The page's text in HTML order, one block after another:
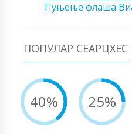
Пуњење флаша
ПОПУЛАР СЕАРЦХЕС
40% 25%